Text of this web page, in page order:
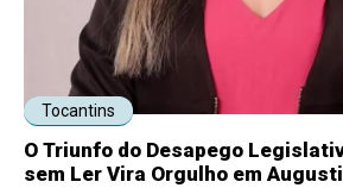
Tocantins
O Triunfo do Desapego
sem Ler Vira Orgulho em